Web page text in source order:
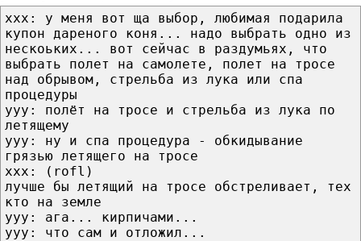
ххх: у меня вот ща выбор, любимая подарила
купон дареного коня... надо выбрать одно из
нескоьких... вот сейчас в раздумьях, что
выбрать полет на самолете, полет на тросе
над обрывом, стрельба из лука или спа
процедуры
ууу: полёт на тросе и стрельба из лука по
летящему
ууу: ну и спа процедура - обкидывание
грязью летящего на тросе
ххх: (rofl)
лучше бы летящий на тросе обстреливает, тех
кто на земле
ууу: ага... кирпичами...
ууу: что сам и отложил...